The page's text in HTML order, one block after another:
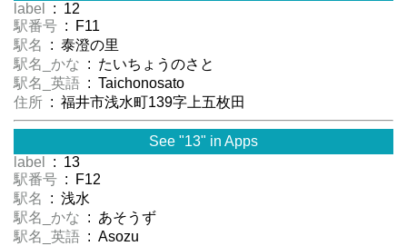
label
: 12
駅番号 : F11
駅名
: 泰澄の里
駅名_かな : たいちょうのさと
駅名_英語 : Taichonosato
住所 : 福井市浅水町139字上五枚田
See "13" in Apps
label
: 13
駅番号 : F12
駅名
: 浅水
駅名_かな : あそうず
駅名_英語 : Asozu